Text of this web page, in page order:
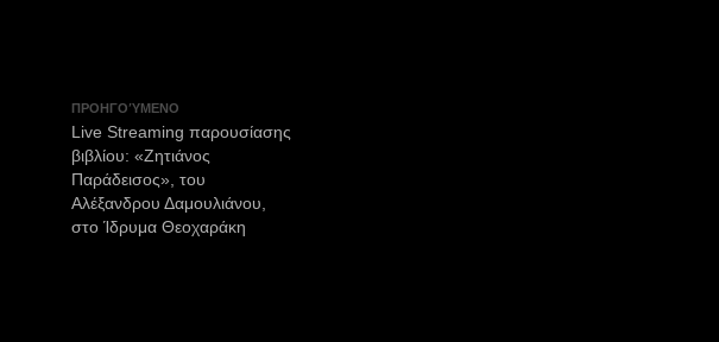
ΠΡΟΗΓΟΎΜΕΝΟ
Live Streaming παρουσίασης
βιβλίου: «Ζητιάνος
Παράδεισος», του
Αλέξανδρου Δαμουλιάνου,
στο Ίδρυμα Θεοχαράκη